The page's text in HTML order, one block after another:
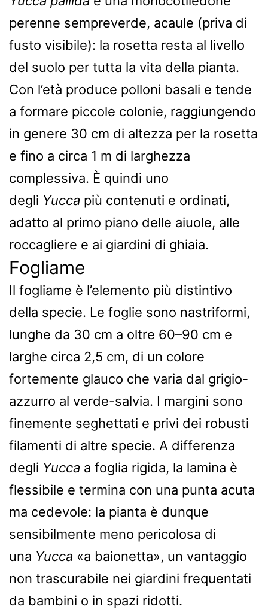
perenne sempreverde, acaule (priva di
fusto visibile): la rosetta resta al livello
del suolo per tutta la vita della pianta.
Con l’età produce polloni basali e tende
a formare piccole colonie, raggiungendo
in genere 30 cm di altezza per la rosetta
e fino a circa 1 m di larghezza
complessiva. È quindi uno
degli Yucca più contenuti e ordinati,
adatto al primo piano delle aiuole, alle
roccagliere e ai giardini di ghiaia.
Fogliame
Il fogliame è l’elemento più distintivo
della specie. Le foglie sono nastriformi,
lunghe da 30 cm a oltre 60–90 cm e
larghe circa 2,5 cm, di un colore
fortemente glauco che varia dal grigio-
azzurro al verde-salvia. I margini sono
finemente seghettati e privi dei robusti
filamenti di altre specie. A differenza
degli Yucca a foglia rigida, la lamina è
flessibile e termina con una punta acuta
ma cedevole: la pianta è dunque
sensibilmente meno pericolosa di
una Yucca «a baionetta», un vantaggio
non trascurabile nei giardini frequentati
da bambini o in spazi ridotti.